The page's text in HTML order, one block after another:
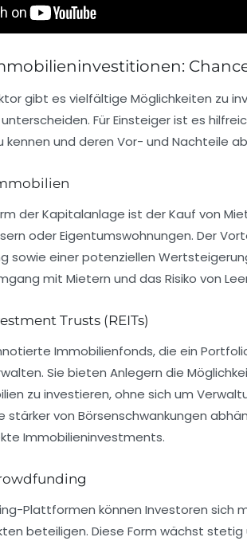
gibt es vielfältige Möglichkeiten zu
Für Einsteiger ist es
kennen und deren Vor- und Nachteile
der Kapitalanlage ist der Kauf von
oder Eigentumswohnungen. Der
sowie einer potenziellen
mit Mietern und das Risiko von
Trusts (REITs)
Immobilienfonds, die ein
Sie bieten Anlegern die
zu investieren, ohne sich um
stärker von Börsenschwankungen
Immobilieninvestments.
Plattformen können Investoren sich
beteiligen. Diese Form wächst